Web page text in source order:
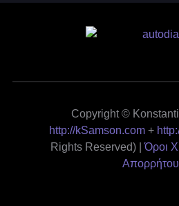
Copyright ©
http://kSamson.com+
Rights Reserved) |Όροι
Απορρήτου